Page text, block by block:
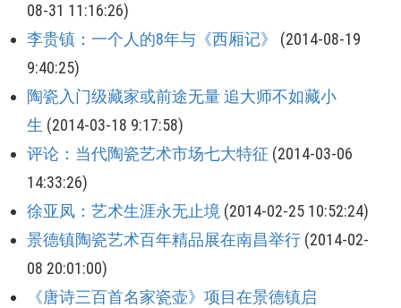
08-31 11:16:26)
李贵镇：一个人的8年与《西厢记》
(2014-08-19
9:40:25)
陶瓷入门级藏家或前途无量 追大师不如藏小
生 (2014-03-18 9:17:58)
评论：当代陶瓷艺术市场七大特征 (2014-03-06
14:33:26)
徐亚凤：艺术生涯永无止境 (2014-02-25 10:52:24)
景德镇陶瓷艺术百年精品展在南昌举行 (2014-02-
08 20:01:00)
《唐诗三百首名家瓷壶》项目在景德镇启